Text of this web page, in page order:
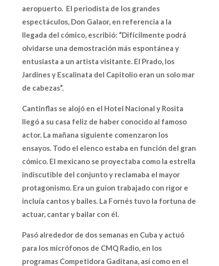
aeropuerto. El periodista de los grandes
espectáculos, Don Galaor, en referencia a la
llegada del cómico, escribió: “Difícilmente podrá
olvidarse una demostración más espontánea y
entusiasta a un artista visitante. El Prado, los
Jardines y Escalinata del Capitolio eran un solo mar
de cabezas”.
Cantinflas se alojó en el Hotel Nacional y Rosita
llegó a su casa feliz de haber conocido al famoso
actor. La mañana siguiente comenzaron los
ensayos. Todo el elenco estaba en función del gran
cómico. El mexicano se proyectaba como la estrella
indiscutible del conjunto y reclamaba el mayor
protagonismo. Era un guion trabajado con rigor e
incluía cantos y bailes. La Fornés tuvo la fortuna de
actuar, cantar y bailar con él.
Pasó alrededor de dos semanas en Cuba y actuó
para los micrófonos de CMQ Radio, en los
programas Competidora Gaditana, así como en el